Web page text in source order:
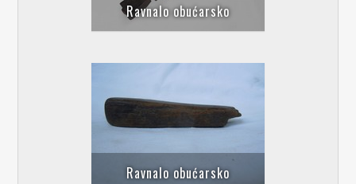
Ravnalo obućarsko
Ravnalo obućarsko